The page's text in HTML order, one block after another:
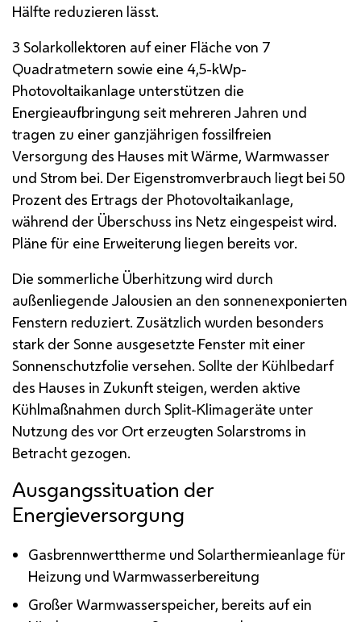
Hälfte reduzieren lässt.
3 Solarkollektoren auf einer Fläche von 7
Quadratmetern sowie eine 4,5-kWp-
Photovoltaikanlage unterstützen die
Energieaufbringung seit mehreren Jahren und
tragen zu einer ganzjährigen fossilfreien
Versorgung des Hauses mit Wärme, Warmwasser
und Strom bei. Der Eigenstromverbrauch liegt bei 50
Prozent des Ertrags der Photovoltaikanlage,
während der Überschuss ins Netz eingespeist wird.
Pläne für eine Erweiterung liegen bereits vor.
Die sommerliche Überhitzung wird durch
außenliegende Jalousien an den sonnenexponierten
Fenstern reduziert. Zusätzlich wurden besonders
stark der Sonne ausgesetzte Fenster mit einer
Sonnenschutzfolie versehen. Sollte der Kühlbedarf
des Hauses in Zukunft steigen, werden aktive
Kühlmaßnahmen durch Split-Klimageräte unter
Nutzung des vor Ort erzeugten Solarstroms in
Betracht gezogen.
Ausgangssituation der
Energieversorgung
Gasbrennwerttherme und Solarthermieanlage für
Heizung und Warmwasserbereitung
Großer Warmwasserspeicher, bereits auf ein